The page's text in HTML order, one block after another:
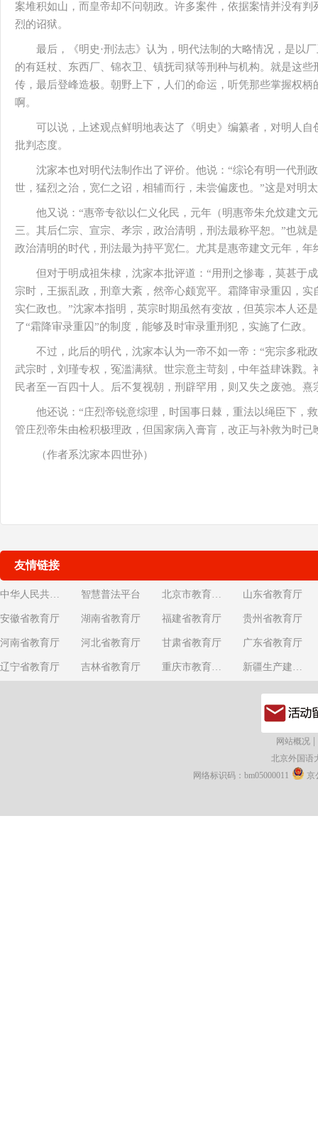
案堆积如山，而皇帝却不问朝政。许多案件，依据案情并没有
烈的诏狱。
最后，《明史·刑法志》认为，明代法制的大略情况，是以
的有廷杖、东西厂、锦衣卫、镇抚司狱等刑种与机构。就是这
传，最后登峰造极。朝野上下，人们的命运，听凭那些掌握权
啊。
可以说，上述观点鲜明地表达了《明史》编纂者，对明人
批判态度。
沈家本也对明代法制作出了评价。他说：“综论有明一代刑
世，猛烈之治，宽仁之诏，相辅而行，未尝偏废也。”这是对明
他又说：“惠帝专欲以仁义化民，元年（明惠帝朱允炆建文
三。其后仁宗、宣宗、孝宗，政治清明，刑法最称平恕。”也就
政治清明的时代，刑法最为持平宽仁。尤其是惠帝建文元年，
但对于明成祖朱棣，沈家本批评道：“用刑之惨毒，莫甚于
宗时，王振乱政，刑章大紊，然帝心颇宽平。霜降审录重囚，
实仁政也。”沈家本指明，英宗时期虽然有变故，但英宗本人还
了“霜降审录重囚”的制度，能够及时审录重刑犯，实施了仁政。
不过，此后的明代，沈家本认为一帝不如一帝：“宪宗多秕
武宗时，刘瑾专权，冤滥满狱。世宗意主苛刻，中年益肆诛戮
民者至一百四十人。后不复视朝，刑辟罕用，则又失之废弛。
他还说：“庄烈帝锐意综理，时国事日棘，重法以绳臣下，
管庄烈帝朱由检积极理政，但国家病入膏肓，改正与补救为时已
（作者系沈家本四世孙）
友情链接
中华人民共和国教育部 智慧普法平台 北京市教育委员会 山东省教育厅
安徽省教育厅 湖南省教育厅 福建省教育厅 贵州省教育厅
河南省教育厅 河北省教育厅 甘肃省教育厅 广东省教育厅
辽宁省教育厅 吉林省教育厅 重庆市教育委员会 新疆生产建设兵团教育局
网站概况
北京外国语
网络标识码：bm05000011
京